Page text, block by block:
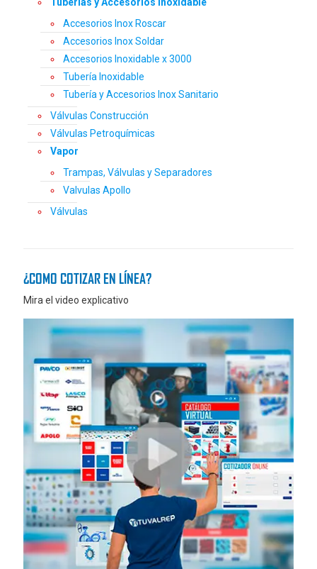
Tuberías y Accesorios Inoxidable
Accesorios Inox Roscar
Accesorios Inox Soldar
Accesorios Inoxidable x 3000
Tubería Inoxidable
Tubería y Accesorios Inox Sanitario
Válvulas Construcción
Válvulas Petroquímicas
Vapor
Trampas, Válvulas y Separadores
Valvulas Apollo
Válvulas
¿COMO COTIZAR EN LÍNEA?
Mira el video explicativo